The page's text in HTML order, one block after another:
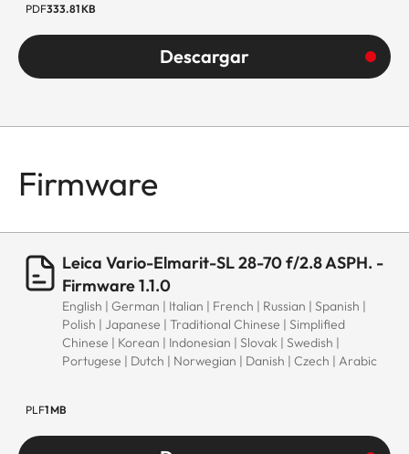
aluminio, negra
anodizada,
salpicaduras y
Rosca para filtros
para parasol
compra)
Dimensiones
Longitud
mm/139 mm
PDF333.81 KB
Descargar
Firmware
Leica Vario-Elmarit-SL 28-70 f/2.8 ASPH. -
Firmware 1.1.0
English | German | Italian | French | Russian | Spanish |
Polish | Japanese | Traditional Chinese | Simplified
Chinese | Korean | Indonesian | Slovak | Swedish |
Portugese | Dutch | Norwegian | Danish | Czech | Arabic
PLF1 MB